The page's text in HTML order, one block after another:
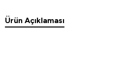
Ürün Açıklaması